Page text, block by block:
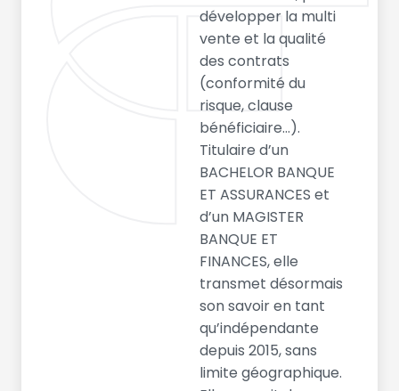
développer la multi
vente et la qualité
des contrats
(conformité du
risque, clause
bénéficiaire…).
Titulaire d’un
BACHELOR BANQUE
ET ASSURANCES et
d’un MAGISTER
BANQUE ET
FINANCES, elle
transmet désormais
son savoir en tant
qu’indépendante
depuis 2015, sans
limite géographique.